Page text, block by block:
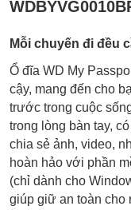
Mỗi chuyến đi đều
Ổ đĩa WD My
cậy, mang đến cho
trước trong cuộc
trong lòng bàn tay,
chia sẻ ảnh, video,
hoàn hảo với phần
(chỉ dành cho
giúp giữ an toàn cho